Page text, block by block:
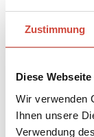
Zustimmung
Diese
Wir verwenden
Ihnen unsere
Verwendung